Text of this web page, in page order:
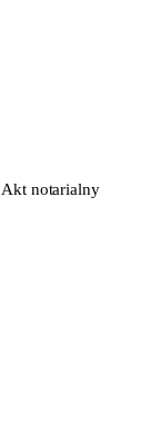
Akt notarialny